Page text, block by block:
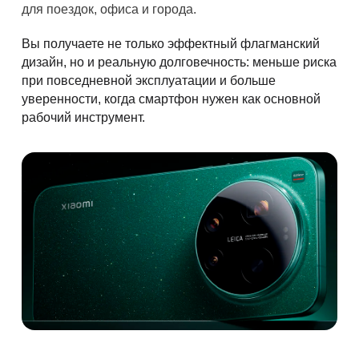
для поездок, офиса и города.
Вы получаете не только эффектный флагманский
дизайн, но и реальную долговечность: меньше риска
при повседневной эксплуатации и больше
уверенности, когда смартфон нужен как основной
рабочий инструмент.